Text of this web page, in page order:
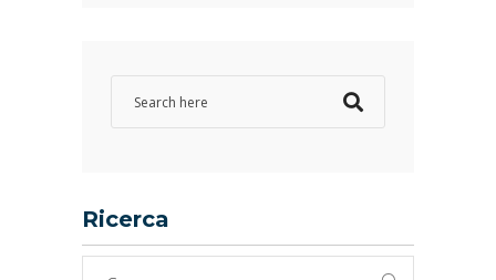
Ricerca